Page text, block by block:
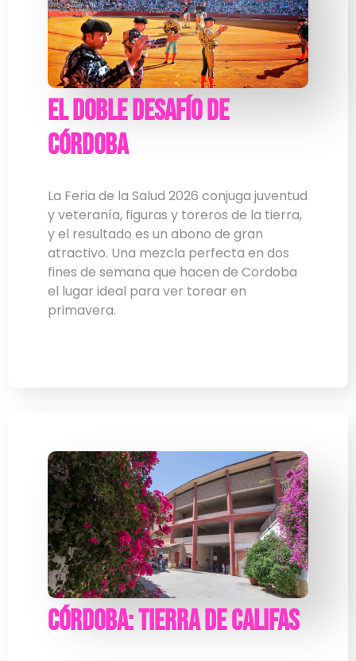
El doble desafío de
Córdoba
La Feria de la Salud 2026 conjuga juventud
y veteranía, figuras y toreros de la tierra,
y el resultado es un abono de gran
atractivo. Una mezcla perfecta en dos
fines de semana que hacen de Cordoba
el lugar ideal para ver torear en
primavera.
Córdoba: Tierra de Califas